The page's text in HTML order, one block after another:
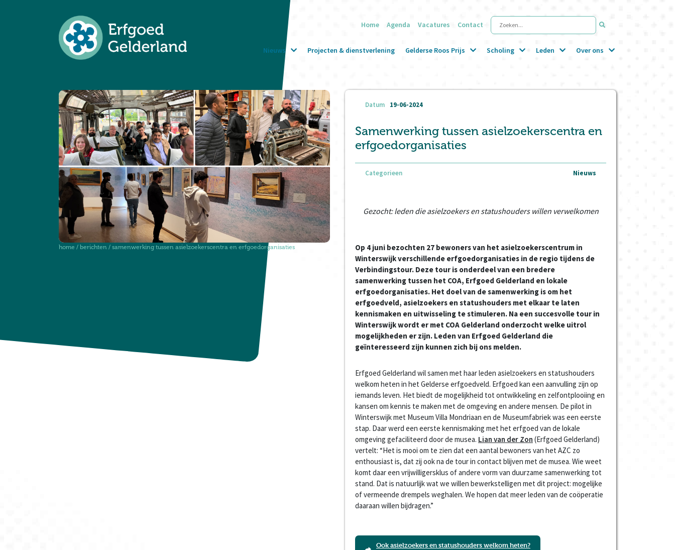
Home Agenda Vacatures Contact Zoeken...
Nieuws Projecten & dienstverlening Gelderse Roos Prijs Scholing Leden Over ons
home / berichten / samenwerking tussen asielzoekerscentra en erfgoedorganisaties
Datum 19-06-2024
Samenwerking tussen asielzoekerscentra en
erfgoedorganisaties
Categorieen Nieuws
Gezocht: leden die asielzoekers en statushouders willen verwelkomen
Op 4 juni bezochten 27 bewoners van het asielzoekerscentrum in
Winterswijk verschillende erfgoedorganisaties in de regio tijdens de
Verbindingstour. Deze tour is onderdeel van een bredere
samenwerking tussen het COA, Erfgoed Gelderland en lokale
erfgoedorganisaties. Het doel van de samenwerking is om het
erfgoedveld, asielzoekers en statushouders met elkaar te laten
kennismaken en uitwisseling te stimuleren. Na een succesvolle tour in
Winterswijk wordt er met COA Gelderland onderzocht welke uitrol
mogelijkheden er zijn. Leden van Erfgoed Gelderland die
geïnteresseerd zijn kunnen zich bij ons melden.
Erfgoed Gelderland wil samen met haar leden asielzoekers en statushouders
welkom heten in het Gelderse erfgoedveld. Erfgoed kan een aanvulling zijn op
iemands leven. Het biedt de mogelijkheid tot ontwikkeling en zelfontplooiing en
kansen om kennis te maken met de omgeving en andere mensen. De pilot in
Winterswijk met Museum Villa Mondriaan en de Museumfabriek was een eerste
stap. Daar werd een eerste kennismaking met het erfgoed van de lokale
omgeving gefaciliteerd door de musea. Lian van der Zon (Erfgoed Gelderland)
vertelt: “Het is mooi om te zien dat een aantal bewoners van het AZC zo
enthousiast is, dat zij ook na de tour in contact blijven met de musea. Wie weet
komt daar een vrijwilligersklus of andere vorm van duurzame samenwerking tot
stand. Dat is natuurlijk wat we willen bewerkstelligen met dit project: mogelijke
of vermeende drempels weghalen. We hopen dat meer leden van de coöperatie
daaraan willen bijdragen.”
Ook asielzoekers en statushouders welkom heten?